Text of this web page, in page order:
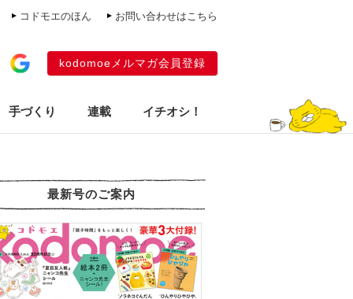
コドモエのほん お問い合わせはこちら
kodomoeメルマガ会員登録
手づくり 連載 イチオシ！
最新号のご案内